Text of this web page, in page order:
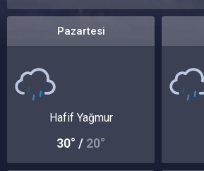
Pazartesi
Hafif Yağmur
30° / 20°